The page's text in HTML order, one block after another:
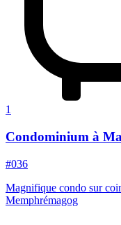
1
Condominium à
#036
Magnifique condo sur
Memphrémagog